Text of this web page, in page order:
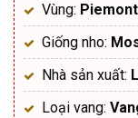
Vùng:
Giống nho:
Nhà sản xuất:
Loại vang: